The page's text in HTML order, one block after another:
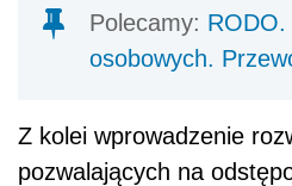
Polecamy:
osobowych.
Z kolei wprowadzenie
pozwalających na